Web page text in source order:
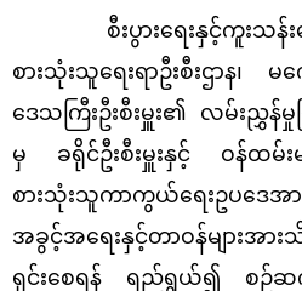
စီးပွားရေးနှင့်ကူးသန်းရော
စားသုံးသူရေးရာဦးစီးဌာန၊
ဒေသကြီးဦးစီးမှူး၏ လမ်းညွှန်မှုဖ
မှ ခရိုင်ဦးစီးမှူးနှင့် ဝန်ထမ်း
စားသုံးသူကာကွယ်ရေးဥပဒေ
အခွင့်အရေးနှင့်တာဝန်များအား
ရှင်းစေရန် ရည်ရွယ်၍ စဉ်